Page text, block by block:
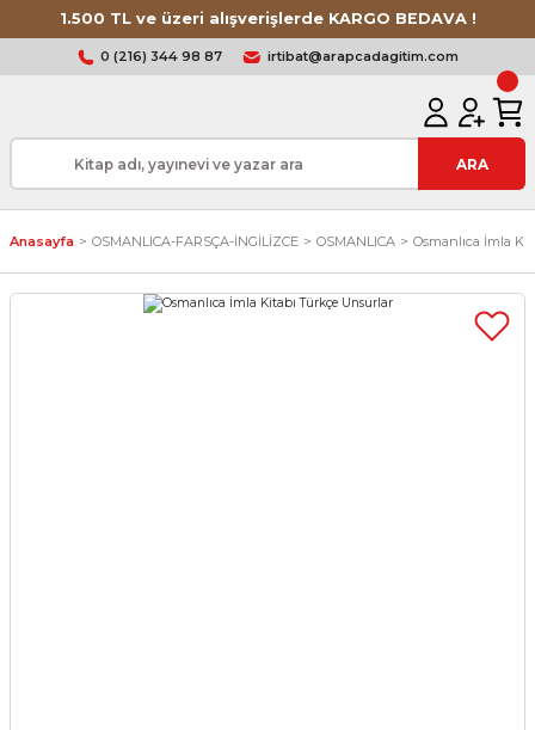
1.500 TL ve üzeri alışverişlerde KARGO BEDAVA !
0 (216) 344 98 87 irtibat@arapcadagitim.com
ARA
Anasayfa OSMANLICA-FARSÇA-İNGİLİZCE OSMANLICA Osmanlıca İmla